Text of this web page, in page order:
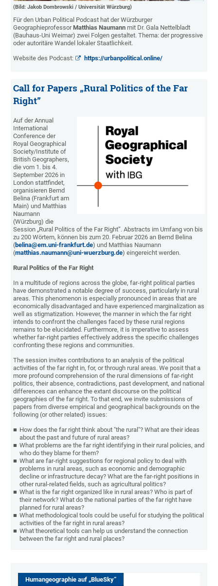
(Bild: Jakob Dombrowski / Universität Würzburg)
Für den Urban Political Podcast hat der Würzburger
GeographieprofessorMatthias Naumann mit Dr. Gala Nettelbladt
(Bauhaus-Uni Weimar) zwei Folgen gestaltet. Thema: der progressive
oder autoritäre Wandel lokaler Staatlichkeit.
Website des Podcast: https://urbanpolitical.online/
Call for Papers „Rural Politics of the Far
Right”
Auf der Annual
International
Conference der
Royal Geographical
Society/Institute of
British Geographers,
die vom 1. bis 4.
September 2026 in
London stattfindet,
organisieren Bernd
Belina (Frankfurt am
Main) und Matthias
Naumann
(Würzburg) die
Session „Rural Politics of the Far Right”. Abstracts im Umfang von bis
zu 200 Wörtern, können bis zum 20. Februar 2026 an Bernd Belina
(belina@em.uni-frankfurt.de) und Matthias Naumann
(matthias.naumann@uni-wuerzburg.de) eingereicht werden.
Rural Politics of the Far Right
In a multitude of regions across the globe, far-right political parties
have demonstrated a notable degree of success, particularly in rural
areas. This phenomenon is especially pronounced in areas that are
economically disadvantaged and have experienced marginalization as
well as stigmatization. However, the manner in which the far right
intends to confront the challenges faced by these rural regions
remains to be elucidated. Furthermore, it is imperative to assess
whether far-right parties effectively address the specific challenges
confronting these regions and communities.
The session invites contributions to an analysis of the political
activities of the far right in, for, or through rural areas. We posit that a
more profound comprehension of the rural dimensions of far-right
politics, their absence, contradictions, past development, and national
differences can enhance the extant discourse on the political
geographies of the far right. To that end, we invite submissions of
papers from diverse empirical and geographical backgrounds on the
following (or other related) issues:
How does the far right think about "the rural"? What are their ideas
about the past and future of rural areas?
What problems are the far right identifying in their rural policies, and
who do they blame for them?
What are far-right suggestions for regional policy to deal with
problems in rural areas, such as economic and demographic
decline or infrastructure decay? What are the far-right positions in
other rural-related fields, such as agricultural politics?
What is the far right organized like in rural areas? Who is part of
their network? What do the national parties of the far right have
planned for rural areas?
What methodological tools could be useful for studying the political
activities of the far right in rural areas?
What theoretical tools can help us understand the connection
between the far right and rural places?
Humangeographie auf „BlueSky“